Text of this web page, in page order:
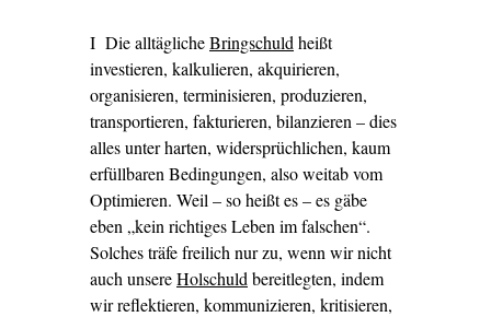
I Die alltäglicheBringschuld heißt
investieren, kalkulieren, akquirieren,
organisieren, terminisieren, produzieren,
transportieren, fakturieren, bilanzieren – dies
alles unter harten, widersprüchlichen, kaum
erfüllbaren Bedingungen, also weitab vom
Optimieren. Weil – so heißt es – es gäbe
eben „kein richtiges Leben im falschen“.
Solches träfe freilich nur zu, wenn wir nicht
auch unsereHolschuld bereitlegten, indem
wir reflektieren, kommunizieren, kritisieren,